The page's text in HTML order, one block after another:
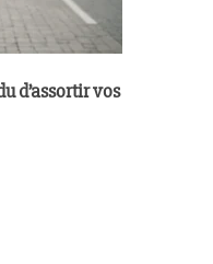
d’assortir vos